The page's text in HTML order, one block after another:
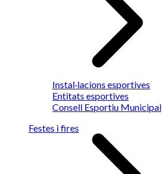
Instal·lacions esportives
Entitats esportives
Consell Esportiu Municipal
Festes i fires